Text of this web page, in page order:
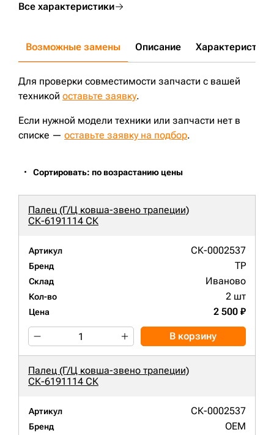
Все характеристики
Возможные замены Описание Характеристики
Для проверки совместимости запчасти с вашей
техникой оставьте заявку.
Если нужной модели техники или запчасти нет в
списке — оставьте заявку на подбор.
Сортировать: по возрастанию цены
Палец (Г/Ц ковша-звено трапеции)
СК-6191114 СК
Артикул СК-0002537
Бренд TP
Склад Иваново
Кол-во 2 шт
Цена 2 500 ₽
В корзину
Палец (Г/Ц ковша-звено трапеции)
СК-6191114 СК
Артикул СК-0002537
Бренд OEM